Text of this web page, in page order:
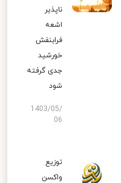
ناپذیر
اشعه
فرابنفش
خورشید
جدی گرفته
شود
1403/05/
06
توزیع
واکسن